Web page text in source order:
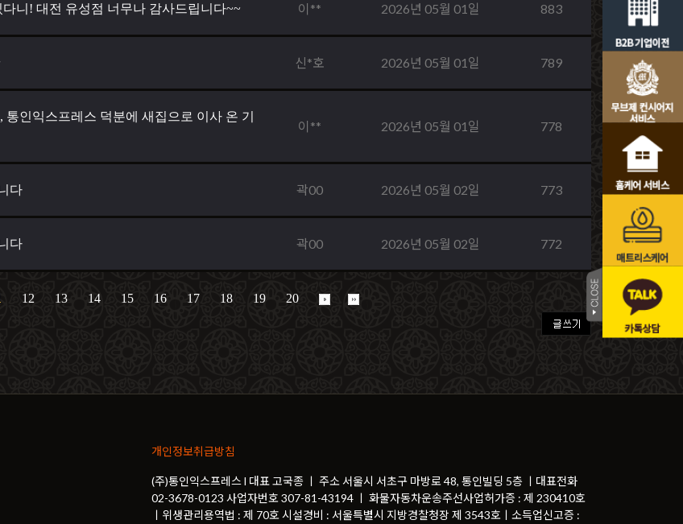
니! 대전 유성점 너무나 감사드립니다~~ 이** 2026년 05월 01일 883
신*호 2026년 05월 01일 789
인익스프레스 덕분에 새집으로 이사 온 기
이** 2026년 05월 01일 778
다 곽00 2026년 05월 02일 773
다 곽00 2026년 05월 02일 772
12 13 14 15 16 17 18 19 20
개인정보취급방침
(주)통인익스프레스 l 대표 고국종 ㅣ 주소 서울시 서초구 마방로 48, 통인빌딩 5층 ㅣ대표전화
02-3678-0123 사업자번호 307-81-43194 ㅣ 화물자동차운송주선사업허가증 : 제 230410호
ㅣ위생관리용역법 : 제 70호 시설경비 : 서울특별시 지방경찰청장 제 3543호ㅣ소득업신고증 :